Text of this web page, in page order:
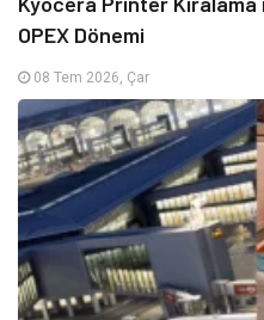
OPEX Dönemi
08 Tem 2026, Çar